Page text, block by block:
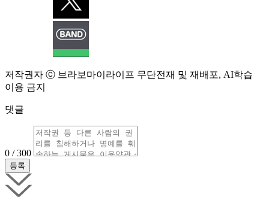
저작권자 ⓒ 브라보마이라이프 무단전재 및 재배포, AI학습
이용 금지
댓글
0 / 300